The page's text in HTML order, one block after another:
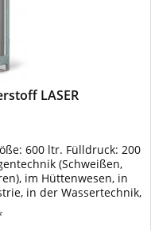
LASER
600 ltr. Fülldruck: 200
(Schweißen,
im Hüttenwesen, in
in der Wassertechnik,
Schneidgas beim
Wirtschaftlichkeit und